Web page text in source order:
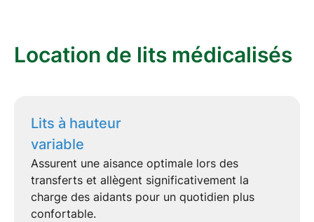
Location de lits médicalisés
Lits à hauteur
variable
Assurent une aisance optimale lors des
transferts et allègent significativement la
charge des aidants pour un quotidien plus
confortable.